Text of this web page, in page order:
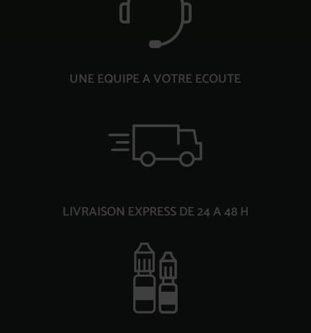
UNE EQUIPE A VOTRE ECOUTE
LIVRAISON EXPRESS DE 24 A 48 H